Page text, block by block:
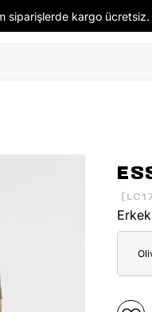
siparişlerde kargo ücretsiz.